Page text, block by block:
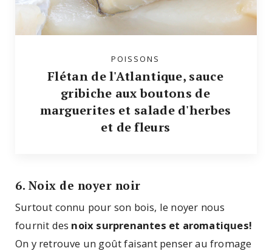
POISSONS
Flétan de l'Atlantique, sauce
gribiche aux boutons de
marguerites et salade d'herbes
et de fleurs
6. Noix de noyer noir
Surtout connu pour son bois, le noyer nous
fournit des noix surprenantes et aromatiques!
On y retrouve un goût faisant penser au fromage